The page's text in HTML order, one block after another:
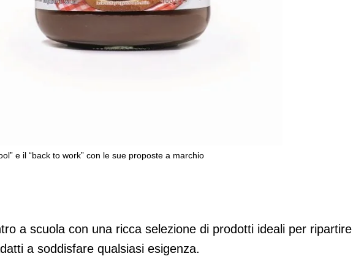
e il “back to work” con le sue proposte a marchio
“back to school” e il “back to work” con le sue
a scuola con una ricca selezione di prodotti ideali per ripartire
a soddisfare qualsiasi esigenza.